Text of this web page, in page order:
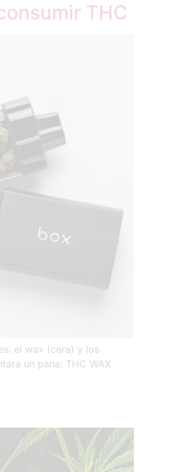
THC
el wax (cera) y los
un pana: THC WAX